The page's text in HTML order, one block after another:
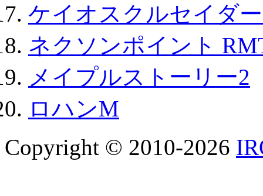
ケイオスクルセイダ
ネクソンポイント
メイプルストーリー2
ロハンM
Copyright © 2010-2026